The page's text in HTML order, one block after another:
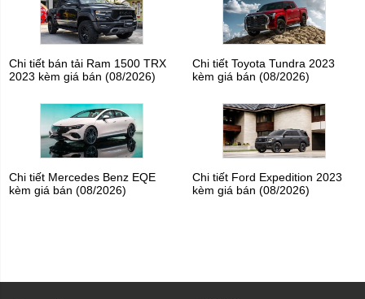
Chi tiết bán tải Ram 1500 TRX
2023 kèm giá bán (08/2026)
Chi tiết Toyota Tundra 2023
kèm giá bán (08/2026)
Chi tiết Mercedes Benz EQE
kèm giá bán (08/2026)
Chi tiết Ford Expedition 2023
kèm giá bán (08/2026)